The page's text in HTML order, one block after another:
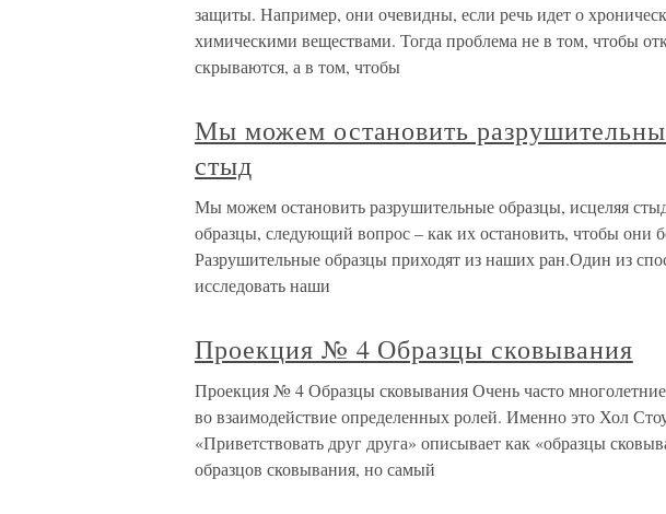
защиты. Например, они очевидны, если речь идет о
химическими веществами. Тогда проблема не в том, чтобы
скрываются, а в том, чтобы
Мы можем остановить
стыд
Мы можем остановить разрушительные образцы, исцеляя
образцы, следующий вопрос – как их остановить, чтобы они
Разрушительные образцы приходят из наших ран.Один из
исследовать наши
Проекция № 4 Образцы сковывания
Проекция № 4 Образцы сковывания Очень часто
во взаимодействие определенных ролей. Именно это Хол
«Приветствовать друг друга» описывает как «образцы
образцов сковывания, но самый